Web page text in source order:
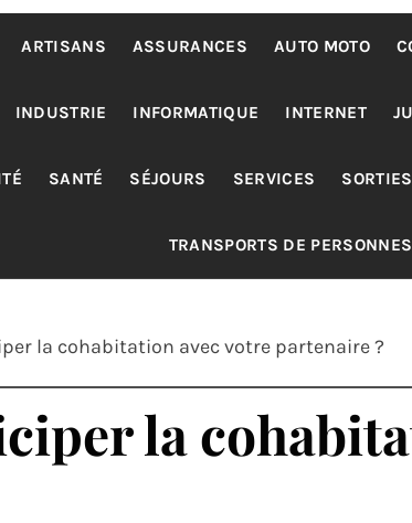
ARTISANS ASSURANCES AUTO MOTO
INDUSTRIE INFORMATIQUE INTERNET
SANTÉ SÉJOURS SERVICES SORTIES
TRANSPORTS DE PERSONNES
la cohabitation avec votre partenaire ?
la